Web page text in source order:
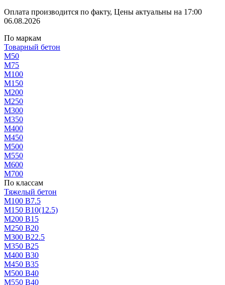
Оплата производится по факту, Цены актуальны на 17:00
06.08.2026
По маркам
Товарный бетон
М50
М75
М100
М150
М200
М250
М300
М350
М400
М450
М500
М550
М600
М700
По классам
Тяжелый бетон
М100 В7.5
М150 В10(12.5)
М200 В15
М250 В20
М300 В22.5
М350 В25
М400 В30
М450 В35
М500 В40
М550 В40